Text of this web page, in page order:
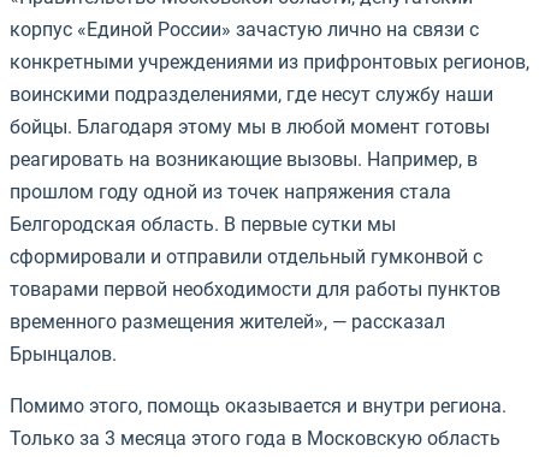
корпус «Единой России» зачастую лично на связи с
конкретными учреждениями из прифронтовых регионов,
воинскими подразделениями, где несут службу наши
бойцы. Благодаря этому мы в любой момент готовы
реагировать на возникающие вызовы. Например, в
прошлом году одной из точек напряжения стала
Белгородская область. В первые сутки мы
сформировали и отправили отдельный гумконвой с
товарами первой необходимости для работы пунктов
временного размещения жителей», — рассказал
Брынцалов.
Помимо этого, помощь оказывается и внутри региона.
Только за 3 месяца этого года в Московскую область